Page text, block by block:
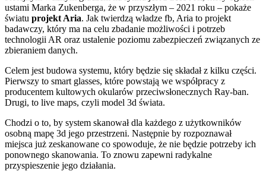
ustami Marka Zukenberga, że w przyszłym – 2021 roku – pokaże
światu projekt Aria. Jak twierdzą władze fb, Aria to projekt
badawczy, który ma na celu zbadanie możliwości i potrzeb
technologii AR oraz ustalenie poziomu zabezpieczeń związanych ze
zbieraniem danych.
Celem jest budowa systemu, który będzie się składał z kilku części.
Pierwszy to smart glasses, które powstają we współpracy z
producentem kultowych okularów przeciwsłonecznych Ray-ban.
Drugi, to live maps, czyli model 3d świata.
Chodzi o to, by system skanował dla każdego z użytkowników
osobną mapę 3d jego przestrzeni. Następnie by rozpoznawał
miejsca już zeskanowane co spowoduje, że nie będzie potrzeby ich
ponownego skanowania. To znowu zapewni radykalne
przyspieszenie jego działania.